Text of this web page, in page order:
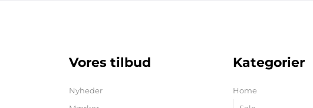
Vores tilbud
Nyheder
Kategorier
Home